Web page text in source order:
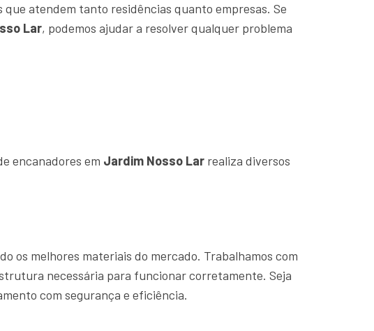
atendem tanto residências quanto empresas. Se
Lar, podemos ajudar a resolver qualquer problema
encanadores em Jardim Nosso Lar realiza diversos
os melhores materiais do mercado. Trabalhamos com
necessária para funcionar corretamente. Seja
com segurança e eficiência.